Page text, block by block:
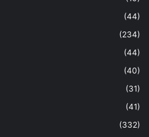
(44)
(234)
(44)
(40)
(31)
(41)
(332)